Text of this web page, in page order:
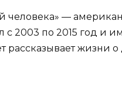
человека» —
с 2003 по 2015 год и
рассказывает жизни